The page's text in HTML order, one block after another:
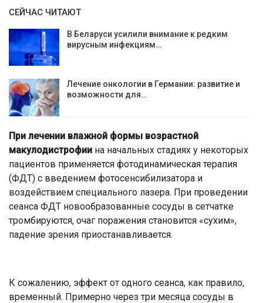
СЕЙЧАС ЧИТАЮТ
В Беларуси усилили внимание к редким
вирусным инфекциям…
Лечение онкологии в Германии: развитие и
возможности для…
При лечении влажной формы возрастной
макулодистрофии на начальных стадиях у некоторых
пациентов применяется фотодинамическая терапия
(ФДТ) с введением фотосенсибилизатора и
воздействием специального лазера. При проведении
сеанса ФДТ новообразованные сосуды в сетчатке
тромбируются, очаг поражения становится «сухим»,
падение зрения приостанавливается.
К сожалению, эффект от одного сеанса, как правило,
временный. Примерно через три месяца сосуды в